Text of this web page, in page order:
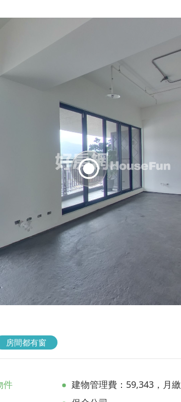
房間都有窗
件
建物管理費：59,343，月繳